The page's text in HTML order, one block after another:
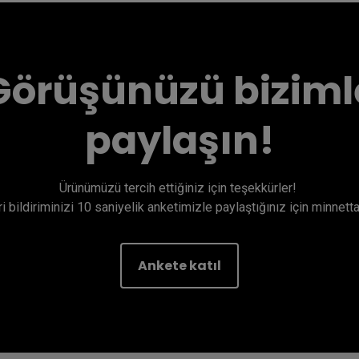
paylaşın!
Ürünümüzü tercih ettiğiniz için teşekkürler!
bildiriminizi 10 saniyelik anketimizle paylaştığınız için
Ankete katıl